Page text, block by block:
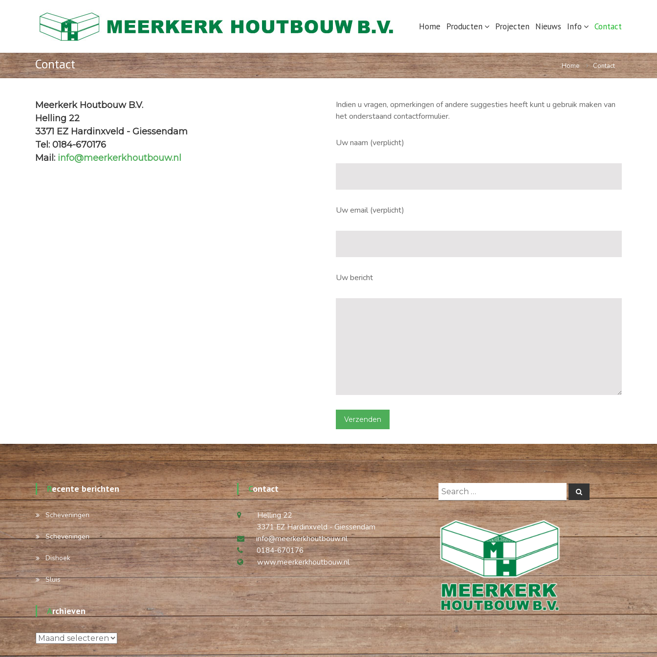
Meerkerk
Houtbouw
al
dan
73
jaar
expert
in
ketenbouw,
strandpaviljoens,
clubhuizen,
semi
Home Producten Projecten Nieuws Info Contact
Contact Home Contact
Meerkerk Houtbouw B.V.
Helling 22
3371 EZ Hardinxveld - Giessendam
Tel: 0184-670176
Mail: info@meerkerkhoutbouw.nl
Indien u vragen, opmerkingen of andere suggesties heeft kunt u gebruik maken van
het onderstaand contactformulier.
Uw naam (verplicht)
Uw email (verplicht)
Uw bericht
Recente berichten
Scheveningen
Scheveningen
Dishoek
Sluis
Archieven
Archieven
Contact
Helling 22
3371 EZ Hardinxveld - Giessendam
info@meerkerkhoutbouw.nl
0184-670176
www.meerkerkhoutbouw.nl
Search
for:
Search